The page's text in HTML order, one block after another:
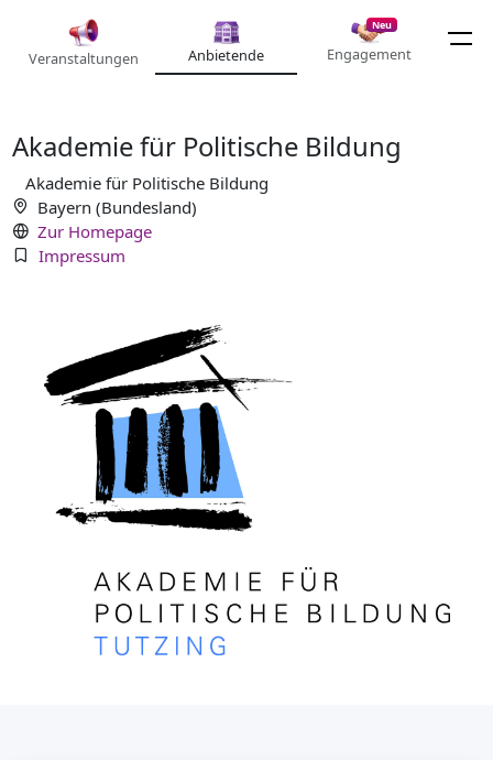
Veranstaltungen Anbietende
Neu
Engagement
Akademie für Politische Bildung
Akademie für Politische Bildung
Bayern (Bundesland)
Zur Homepage
Impressum